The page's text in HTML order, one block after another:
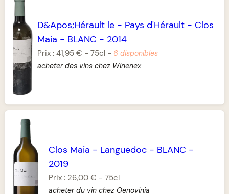
D&Apos;Hérault le- Pays d'Hérault- Clos
Maia - BLANC - 2014
Prix : 41,95 € - 75cl- 6 disponibles
acheter des vins chez Winenex
Clos Maia - Languedoc - BLANC -
2019
Prix : 26,00 € -75cl
acheter du vin chez Oenovinia